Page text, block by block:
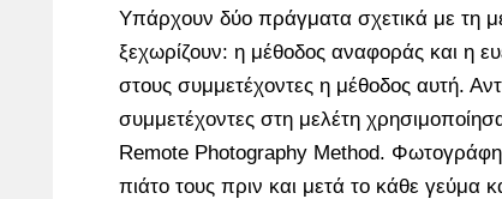
Υπάρχουν δύο πράγματα σχετικά με τη
ξεχωρίζουν: η μέθοδος αναφοράς και η
στους συμμετέχοντες η μέθοδος αυτή.
συμμετέχοντες στη μελέτη
Remote Photography Method.
πιάτο τους πριν και μετά το κάθε γεύμα